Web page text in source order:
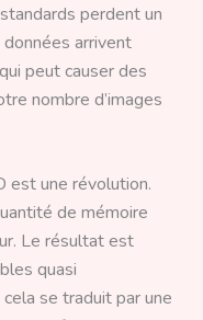
perdent un
arrivent
peut causer des
nombre d’images
est une révolution.
de mémoire
Le résultat est
quasi
se traduit par une